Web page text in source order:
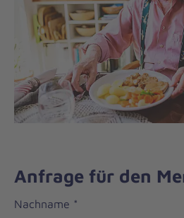
Anfrage für den
Step
Nachname *